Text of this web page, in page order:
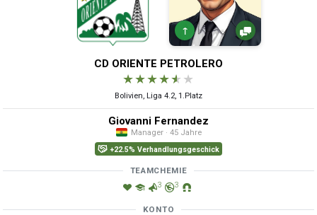
↑
CD ORIENTE PETROLERO
★★★★★ ★
Bolivien, Liga 4.2, 1.Platz
Giovanni Fernandez
Manager · 45 Jahre
+22.5% Verhandlungsgeschick
TEAMCHEMIE
3 3
KONTO